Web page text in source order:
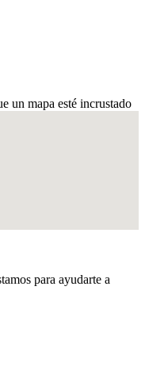
un mapa esté incrustado
para ayudarte a